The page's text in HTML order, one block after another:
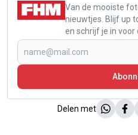
Van de mooiste
nieuwtjes. Blijf up
en schrijf je in voor
Delen met